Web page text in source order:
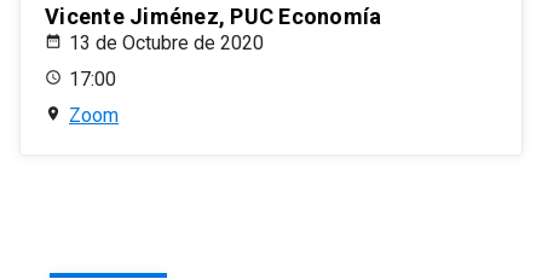
Vicente Jiménez, PUC Economía
13 de Octubre de 2020
17:00
Zoom